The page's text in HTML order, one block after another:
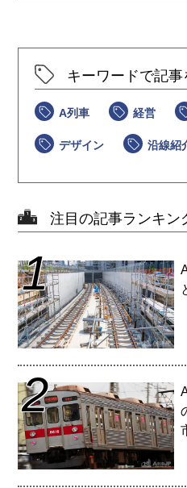
キーワードで記事
A列車 経営
デザイン 沿線紹
注目の記事ランキン
1
2